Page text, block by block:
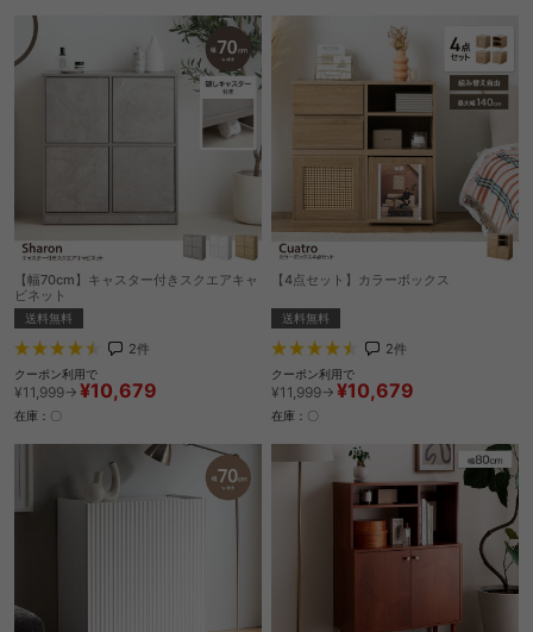
【幅70cm】キャスター付きスクエアキャ
ビネット
送料無料
2件
クーポン利用で
¥11,999→ ¥10,679
在庫：〇
【4点セット】カラーボックス
送料無料
2件
クーポン利用で
¥11,999→ ¥10,679
在庫：〇